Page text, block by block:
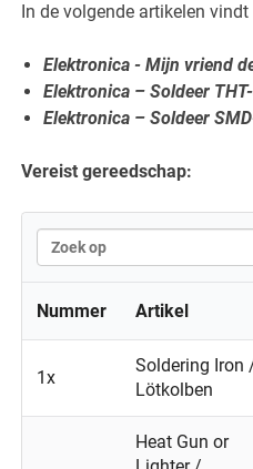
In de volgende artikelen
Elektronica - Mijn vriend
Elektronica – Soldeer
Elektronica – Soldeer
Vereist gereedschap:
Nummer Artikel
1x
Soldering Iron
Lötkolben
Heat Gun or